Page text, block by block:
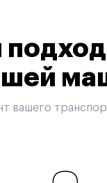
вашего